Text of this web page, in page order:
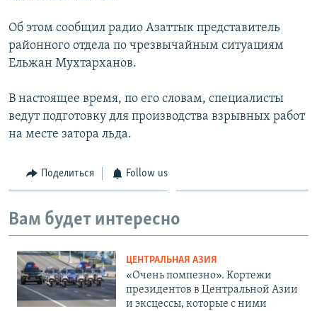
Об этом сообщил радио Азаттык представитель
районного отдела по чрезвычайным ситуациям
Ельжан Мухтарханов.
В настоящее время, по его словам, специалисты
ведут подготовку для производства взрывных работ
на месте затора льда.
Поделиться Follow us
Вам будет интересно
ЦЕНТРАЛЬНАЯ АЗИЯ
«Очень помпезно». Кортежи
президентов в Центральной Азии
и эксцессы, которые с ними